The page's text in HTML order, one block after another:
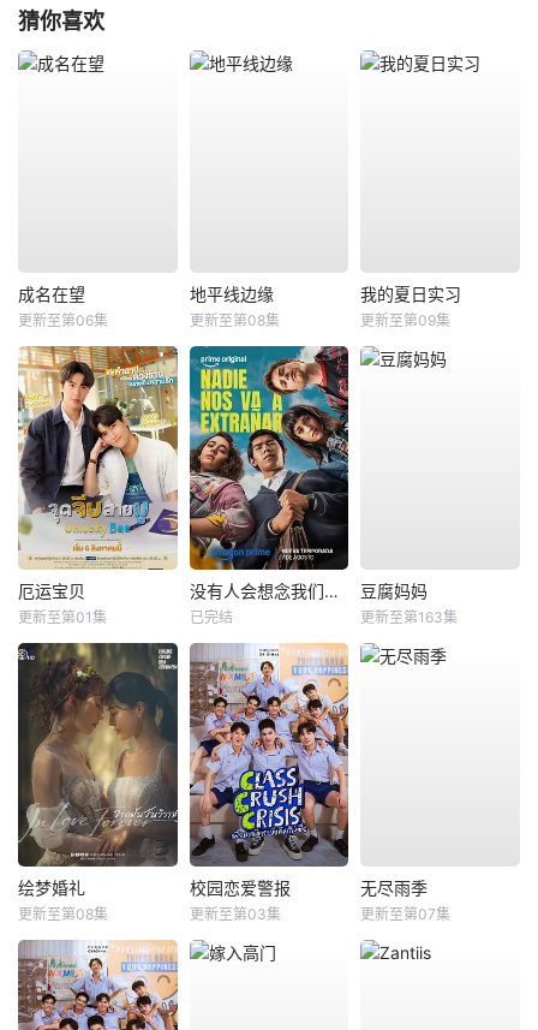
猜你喜欢
成名在望
更新至第06集
地平线边缘
更新至第08集
我的夏日实习
更新至第09集
厄运宝贝
更新至第01集
没有人会想念我们第二季
已完结
豆腐妈妈
更新至第163集
绘梦婚礼
更新至第08集
校园恋爱警报
更新至第03集
无尽雨季
更新至第07集